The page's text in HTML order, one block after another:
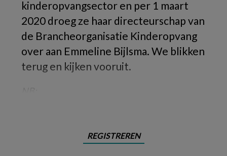
kinderopvangsector en per 1 maart
2020 droeg ze haar directeurschap van
de Brancheorganisatie Kinderopvang
over aan Emmeline Bijlsma. We blikken
terug en kijken vooruit.
REGISTREREN